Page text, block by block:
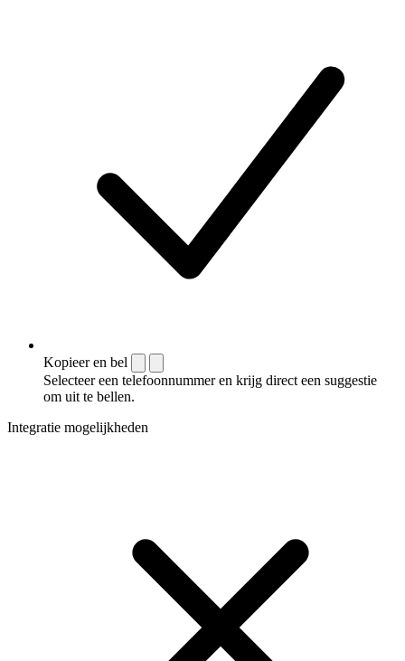
Kopieer en bel
Selecteer een telefoonnummer en krijg direct een suggestie
om uit te bellen.
Integratie mogelijkheden